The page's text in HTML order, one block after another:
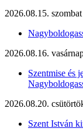
2026.08.15. szombat
2026.08.16.
Szentmise és
2026.08.20.
Szent István